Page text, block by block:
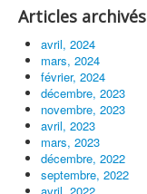
Articles archivés
avril, 2024
mars, 2024
février, 2024
décembre, 2023
novembre, 2023
avril, 2023
mars, 2023
décembre, 2022
septembre, 2022